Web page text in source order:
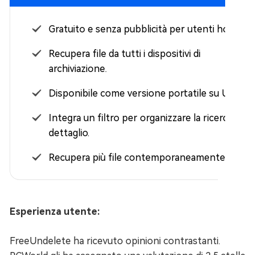
Gratuito e senza pubblicità per utenti home.
Recupera file da tutti i dispositivi di
archiviazione.
Disponibile come versione portatile su USB.
Integra un filtro per organizzare la ricerca nel
dettaglio.
Recupera più file contemporaneamente.
Esperienza utente:
FreeUndelete ha ricevuto opinioni contrastanti.